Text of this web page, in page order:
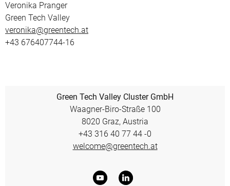
Veronika Pranger
Green Tech Valley
veronika@greentech.at
+43 676407744-16
Green Tech Valley Cluster GmbH
Waagner-Biro-Straße 100
8020 Graz, Austria
+43 316 40 77 44 -0
welcome@greentech.at